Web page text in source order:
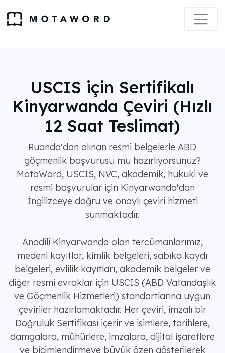
USCIS için Sertifikalı
Kinyarwanda Çeviri (Hızlı
12 Saat Teslimat)
Ruanda'dan alınan resmi belgelerle ABD
göçmenlik başvurusu mu hazırlıyorsunuz?
MotaWord, USCIS, NVC, akademik, hukuki ve
resmi başvurular için Kinyarwanda'dan
İngilizceye doğru ve onaylı çeviri hizmeti
sunmaktadır.
Anadili Kinyarwanda olan tercümanlarımız,
medeni kayıtlar, kimlik belgeleri, sabıka kaydı
belgeleri, evlilik kayıtları, akademik belgeler ve
diğer resmi evraklar için USCIS (ABD Vatandaşlık
ve Göçmenlik Hizmetleri) standartlarına uygun
çeviriler hazırlamaktadır. Her çeviri, imzalı bir
Doğruluk Sertifikası içerir ve isimlere, tarihlere,
damgalara, mühürlere, imzalara, dijital işaretlere
ve biçimlendirmeye büyük özen gösterilerek